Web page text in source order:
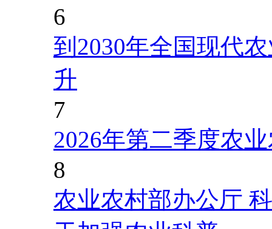
6
到2030年全国现代
升
7
2026年第二季度农
8
农业农村部办公厅